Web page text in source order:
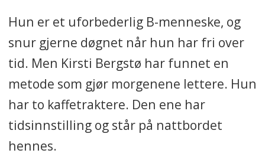
Hun er et uforbederlig B-menneske, og
snur gjerne døgnet når hun har fri over
tid. Men Kirsti Bergstø har funnet en
metode som gjør morgenene lettere. Hun
har to kaffetraktere. Den ene har
tidsinnstilling og står på nattbordet
hennes.